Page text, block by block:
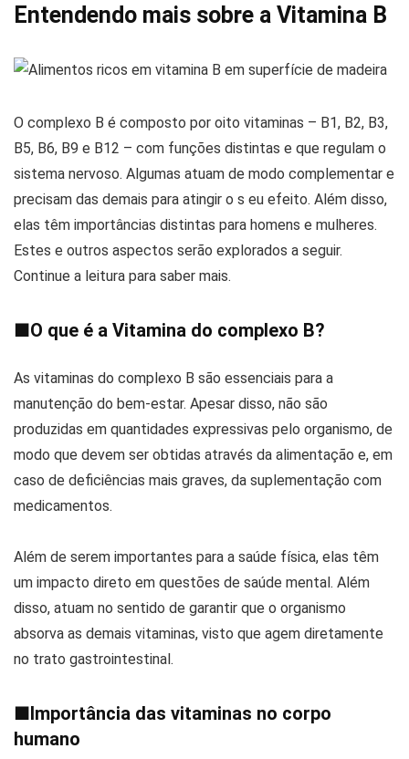
Entendendo mais sobre a Vitamina B
O complexo B é composto por oito vitaminas – B1, B2, B3,
B5, B6, B9 e B12 – com funções distintas e que regulam o
sistema nervoso. Algumas atuam de modo complementar e
precisam das demais para atingir o s eu efeito. Além disso,
elas têm importâncias distintas para homens e mulheres.
Estes e outros aspectos serão explorados a seguir.
Continue a leitura para saber mais.
■O que é a Vitamina do complexo B?
As vitaminas do complexo B são essenciais para a
manutenção do bem-estar. Apesar disso, não são
produzidas em quantidades expressivas pelo organismo, de
modo que devem ser obtidas através da alimentação e, em
caso de deficiências mais graves, da suplementação com
medicamentos.
Além de serem importantes para a saúde física, elas têm
um impacto direto em questões de saúde mental. Além
disso, atuam no sentido de garantir que o organismo
absorva as demais vitaminas, visto que agem diretamente
no trato gastrointestinal.
■Importância das vitaminas no corpo
humano